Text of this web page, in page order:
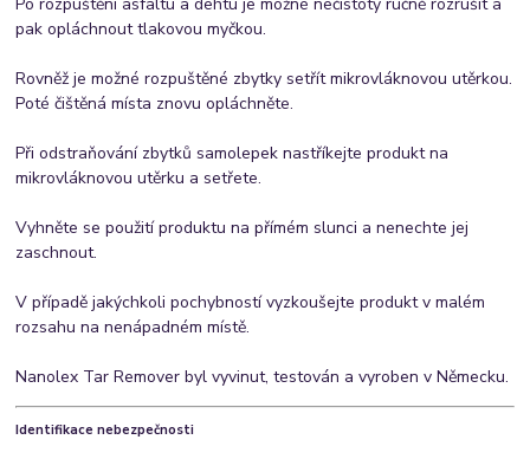
Po rozpuštění asfaltu a dehtu je možné nečistoty ručně rozrušit a
pak opláchnout tlakovou myčkou.
Rovněž je možné rozpuštěné zbytky setřít mikrovláknovou utěrkou.
Poté čištěná místa znovu opláchněte.
Při odstraňování zbytků samolepek nastříkejte produkt na
mikrovláknovou utěrku a setřete.
Vyhněte se použití produktu na přímém slunci a nenechte jej
zaschnout.
V případě jakýchkoli pochybností vyzkoušejte produkt v malém
rozsahu na nenápadném místě.
Nanolex Tar Remover byl vyvinut, testován a vyroben v Německu.
Identifikace nebezpečnosti